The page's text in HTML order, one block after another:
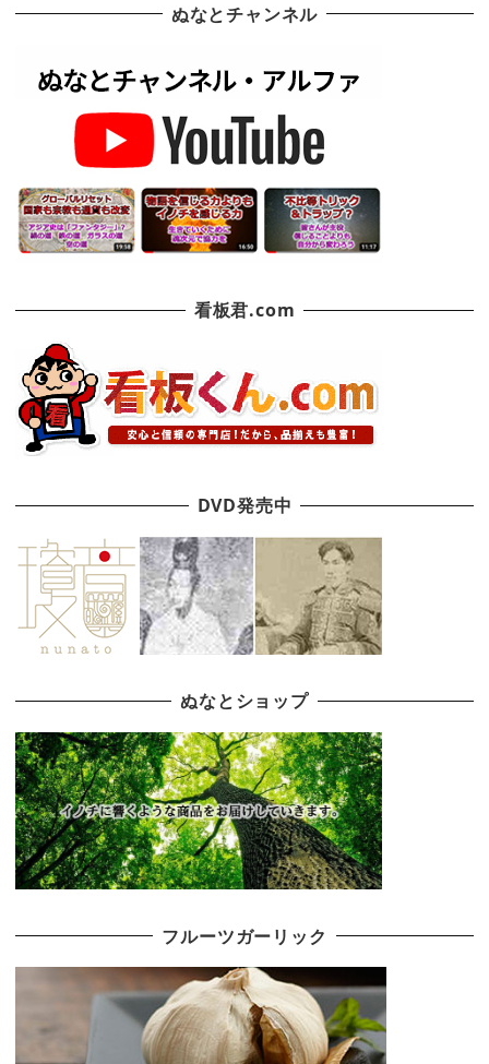
ぬなとチャンネル
看板君.com
DVD発売中
ぬなとショップ
フルーツガーリック